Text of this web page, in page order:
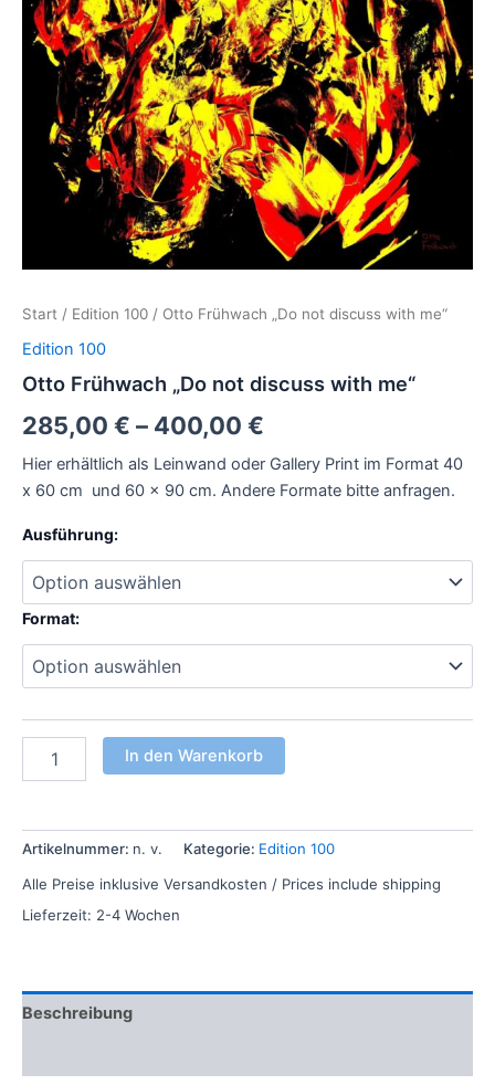
Start / Edition 100 / Otto Frühwach „Do not discuss with me“
Edition 100
Otto Frühwach „Do not discuss with me“
285,00 € – 400,00 €
Hier erhältlich als Leinwand oder Gallery Print im Format 40
x 60 cm und 60 x 90 cm. Andere Formate bitte anfragen.
Ausführung:
Format:
In den Warenkorb
Artikelnummer: n. v. Kategorie: Edition 100
Alle Preise inklusive Versandkosten / Prices include shipping
Lieferzeit: 2-4 Wochen
Beschreibung